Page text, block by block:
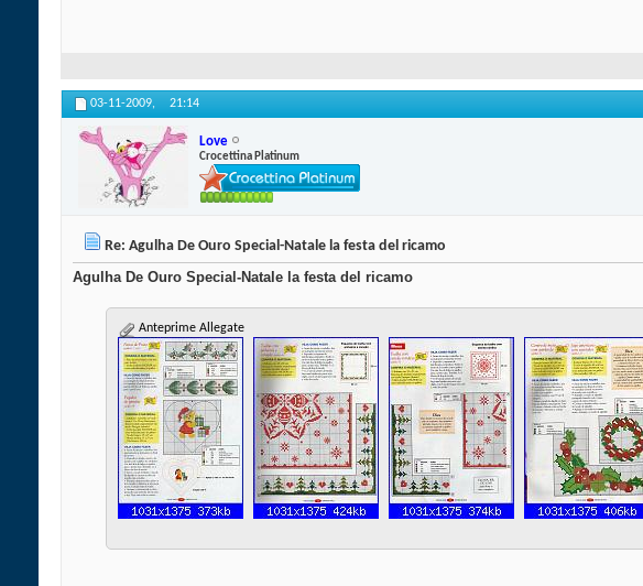
03-11-2009, 21:14
Love
Crocettina Platinum
Re: Agulha De Ouro Special-Natale la festa del ricamo
Agulha De Ouro Special-Natale la festa del ricamo
Anteprime Allegate